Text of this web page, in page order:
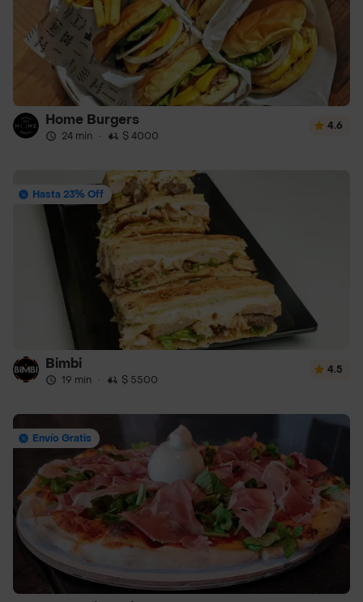
Home Burgers
24 min · $ 4000
4.6
Hasta 23% Off
Bimbi
19 min · $ 5500
4.5
Envío Gratis